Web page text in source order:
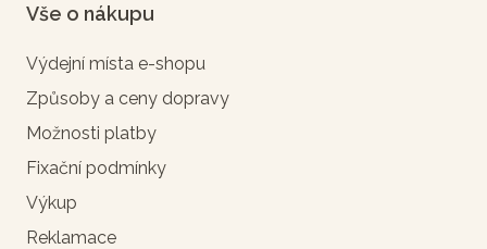
Vše o nákupu
Výdejní místa e-shopu
Způsoby a ceny dopravy
Možnosti platby
Fixační podmínky
Výkup
Reklamace